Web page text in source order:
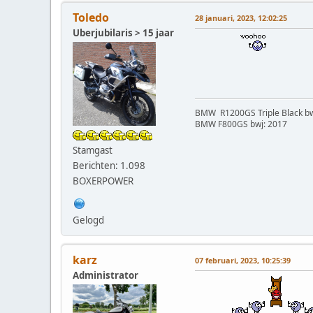
Toledo
Uberjubilaris > 15 jaar
Stamgast
Berichten: 1.098
BOXERPOWER
Gelogd
28 januari, 2023, 12:02:25
BMW R1200GS Triple Black
BMW F800GS bwj: 2017
karz
Administrator
07 februari, 2023, 10:25:39